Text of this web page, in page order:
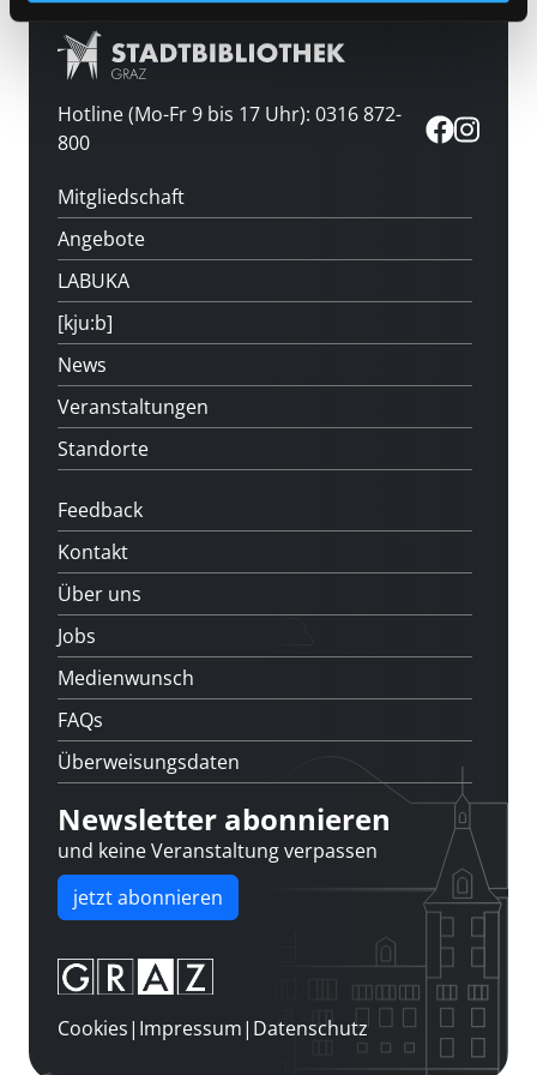
Hotline (Mo-Fr 9 bis 17 Uhr): 0316 872-
800
Mitgliedschaft
Angebote
LABUKA
[kju:b]
News
Veranstaltungen
Standorte
Feedback
Kontakt
Über uns
Jobs
Medienwunsch
FAQs
Überweisungsdaten
Newsletter abonnieren
und keine Veranstaltung verpassen
jetzt abonnieren
Cookies| Impressum| Datenschutz